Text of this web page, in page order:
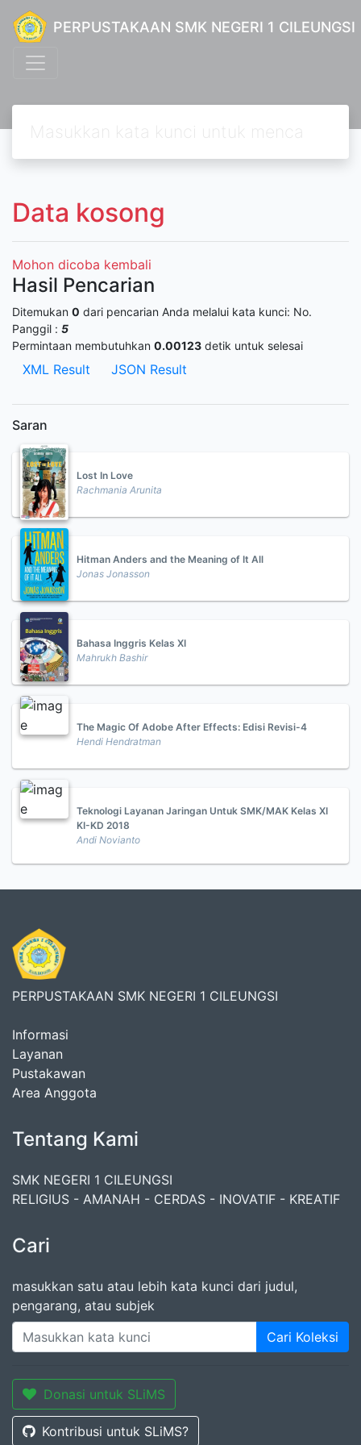
PERPUSTAKAAN SMK NEGERI 1 CILEUNGSI
Data kosong
Mohon dicoba kembali
Hasil Pencarian
Ditemukan 0 dari pencarian Anda melalui kata kunci: No.
Panggil : 5
Permintaan membutuhkan 0.00123 detik untuk selesai
XML Result JSON Result
Saran
Lost In Love
Rachmania Arunita
Hitman Anders and the Meaning of It All
Jonas Jonasson
Bahasa Inggris Kelas XI
Mahrukh Bashir
The Magic Of Adobe After Effects: Edisi Revisi-4
Hendi Hendratman
Teknologi Layanan Jaringan Untuk SMK/MAK Kelas XI
KI-KD 2018
Andi Novianto
PERPUSTAKAAN SMK NEGERI 1 CILEUNGSI
Informasi
Layanan
Pustakawan
Area Anggota
Tentang Kami
SMK NEGERI 1 CILEUNGSI
RELIGIUS - AMANAH - CERDAS - INOVATIF - KREATIF
Cari
masukkan satu atau lebih kata kunci dari judul,
pengarang, atau subjek
Cari Koleksi
Donasi untuk SLiMS
Kontribusi untuk SLiMS?